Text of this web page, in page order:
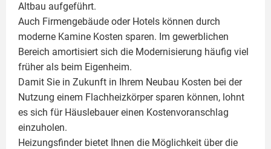
Altbau aufgeführt.
Auch Firmengebäude oder Hotels können durch
moderne Kamine Kosten sparen. Im gewerblichen
Bereich amortisiert sich die Modernisierung häufig viel
früher als beim Eigenheim.
Damit Sie in Zukunft in Ihrem Neubau Kosten bei der
Nutzung einem Flachheizkörpersparen können, lohnt
es sich für Häuslebauer einen Kostenvoranschlag
einzuholen.
Heizungsfinder bietet Ihnen die Möglichkeit über die